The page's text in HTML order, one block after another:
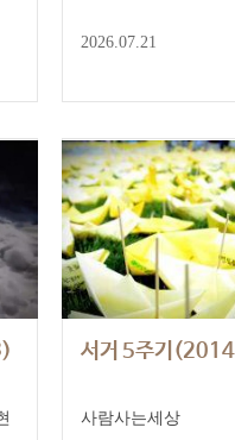
2026.07.21
서거 5주기
사람사는세상